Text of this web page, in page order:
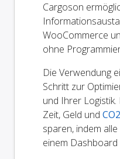
Cargoson
WooCommerce
ohne
Die Verwendung
Schritt zur
und Ihrer
Zeit, Geld und
sparen, indem
einem